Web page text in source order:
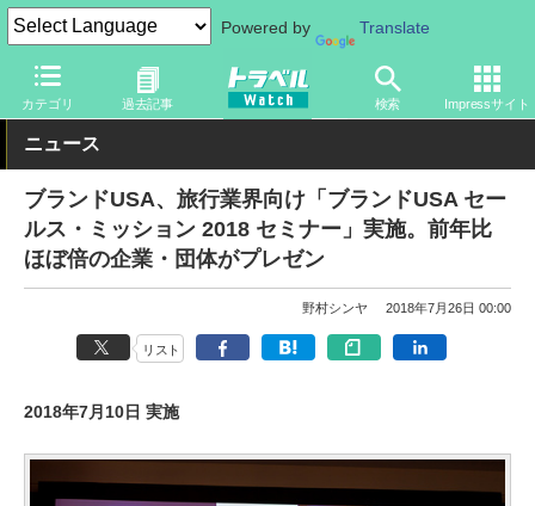
Powered by Translate
カテゴリ 過去記事 検索 Impressサイト
トラベル Watch 地域 海外旅行 北米
ニュース
ブランドUSA、旅行業界向け「ブランドUSA セー
ルス・ミッション 2018 セミナー」実施。前年比
ほぼ倍の企業・団体がプレゼン
野村シンヤ 2018年7月26日 00:00
リスト
2018年7月10日 実施